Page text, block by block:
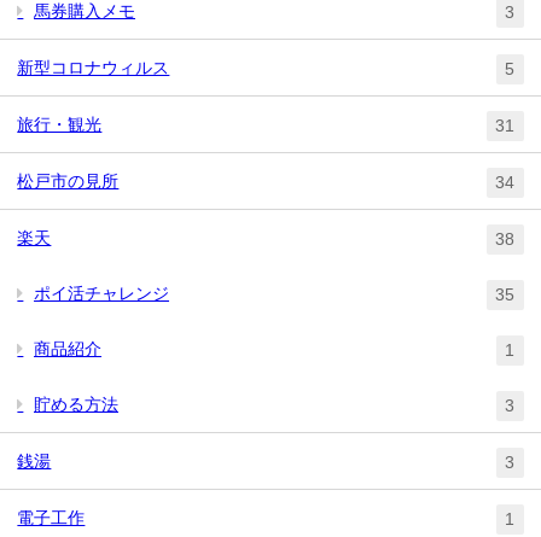
馬券購入メモ 3
新型コロナウィルス 5
旅行・観光 31
松戸市の見所 34
楽天 38
ポイ活チャレンジ 35
商品紹介 1
貯める方法 3
銭湯 3
電子工作 1